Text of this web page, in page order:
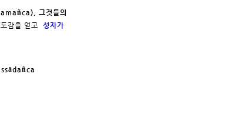
그것들의
감을 얻고 성자가